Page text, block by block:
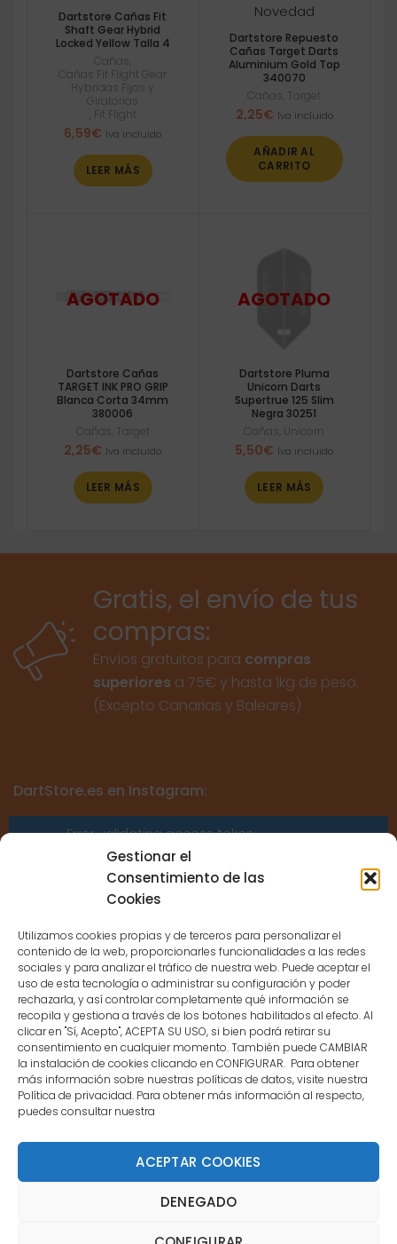
Gestionar el
Consentimiento de las
Cookies
Utilizamos cookies propias y de terceros para personalizar el
contenido de la web, proporcionarles funcionalidades a las redes
sociales y para analizar el tráfico de nuestra web. Puede aceptar el
uso de esta tecnología o administrar su configuración y poder
rechazarla, y así controlar completamente qué información se
recopila y gestiona a través de los botones habilitados al efecto. Al
clicar en "Sí, Acepto", ACEPTA SU USO, si bien podrá retirar su
consentimiento en cualquier momento. También puede CAMBIAR
la instalación de cookies clicando en CONFIGURAR. Para obtener
más información sobre nuestras políticas de datos, visite nuestra
Política de privacidad. Para obtener más información al respecto,
puedes consultar nuestra
ACEPTAR COOKIES
DENEGADO
Dartstore Cañas Fit
Shaft Gear Hybrid
Locked Yellow Talla 4
Cañas
Cañas Fit Flight Gear
Hybridas Fijas y
Giratorias
Fit Flight
6,59€ Iva incluido
LEER MÁS
Novedad
Dartstore Repuesto
Cañas Target Darts
Aluminium Gold Top
340070
Cañas Target
2,25€ Iva incluido
AÑADIR AL
CARRITO
Dartstore Cañas
TARGET INK PRO GRIP
Blanca Corta 34mm
380006
Cañas Target
2,25€ Iva incluido
LEER MÁS
Dartstore Pluma
Unicorn Darts
Supertrue 125 Slim
Negra 30251
Cañas Unicorn
5,50€ Iva incluido
LEER MÁS
Gratis, el envío de tus
compras:
Envíos gratuitos para compras
superiores a 75€ y hasta 1kg de peso.
(Excepto Canarias y Baleares)
DartStore.es en Instagram:
Error validating access token:
Sessions for the user are not allowed
because the user is not a confirmed
CONTACTO
MENÚ PRINCIPAL
MI CUENTA
DOCUMENTACIÓN